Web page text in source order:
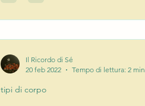
tipi di corpo
Il Ricordo di Sé
20 feb 2022
Tempo di lettura: 2 min